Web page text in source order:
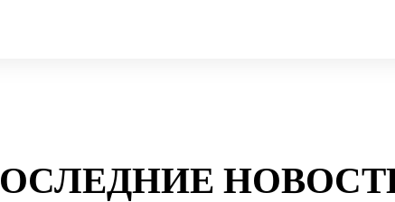
ОСЛЕДНИЕ